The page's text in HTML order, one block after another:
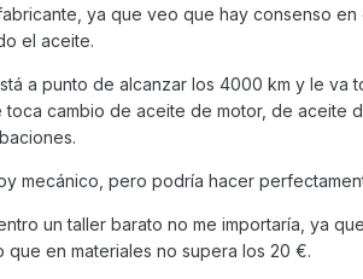
ya que veo que hay consenso
el aceite.
a punto de alcanzar los 4000 km y le
toca cambio de aceite de motor, de aceite
mecánico, pero podría hacer
un taller barato no me importaría, ya
que en materiales no supera los 20 €.